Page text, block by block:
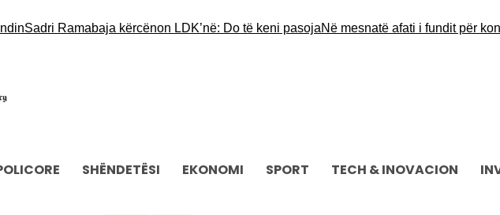
Ramabaja kërcënon LDK’në: Do të keni pasojaNë mesnatë afati i fundit për
SHËNDETËSI EKONOMI SPORT TECH & INOVACION